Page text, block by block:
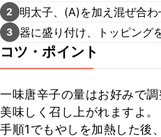
2 明太子、(A)を加え混ぜ合わ
3 器に盛り付け、トッピング
コツ・ポイント
一味唐辛子の量はお好みで
美味しく召し上がれますよ。
手順1でもやしを加熱した後